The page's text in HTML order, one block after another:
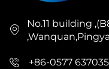
No.11 building
+86-0577